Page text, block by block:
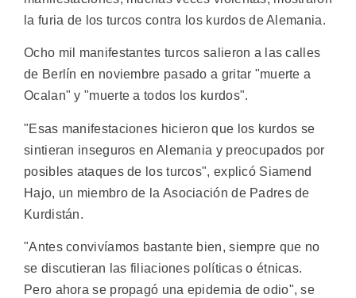
la furia de los turcos contra los kurdos de Alemania.
Ocho mil manifestantes turcos salieron a las calles
de Berlín en noviembre pasado a gritar "muerte a
Ocalan" y "muerte a todos los kurdos".
"Esas manifestaciones hicieron que los kurdos se
sintieran inseguros en Alemania y preocupados por
posibles ataques de los turcos", explicó Siamend
Hajo, un miembro de la Asociación de Padres de
Kurdistán.
"Antes convivíamos bastante bien, siempre que no
se discutieran las filiaciones políticas o étnicas.
Pero ahora se propagó una epidemia de odio", se